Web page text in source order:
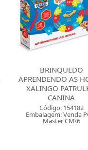
BRINQUEDO
CONTE HISTORIAS
Código: 157059
Embalagem: Venda
Master CM\6